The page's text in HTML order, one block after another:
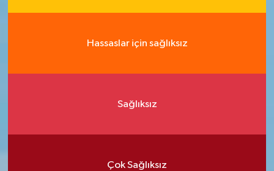
Hassaslar için sağlıksız
Sağlıksız
Çok Sağlıksız